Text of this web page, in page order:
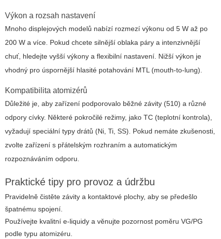
Výkon a rozsah nastavení
Mnoho displejových modelů nabízí rozmezí výkonu od 5 W až po
200 W a více. Pokud chcete silnější oblaka páry a intenzivnější
chuť, hledejte vyšší výkony a flexibilní nastavení. Nižší výkon je
vhodný pro úspornější hlasité potahování MTL (mouth-to-lung).
Kompatibilita atomizérů
Důležité je, aby zařízení podporovalo běžné závity (510) a různé
odpory cívky. Některé pokročilé režimy, jako TC (teplotní kontrola),
vyžadují speciální typy drátů (Ni, Ti, SS). Pokud nemáte zkušenosti,
zvolte zařízení s přátelským rozhraním a automatickým
rozpoznáváním odporu.
Praktické tipy pro provoz a údržbu
Pravidelně čistěte závity a kontaktové plochy, aby se předešlo
špatnému spojení.
Používejte kvalitní e-liquidy a věnujte pozornost poměru VG/PG
podle typu atomizéru.